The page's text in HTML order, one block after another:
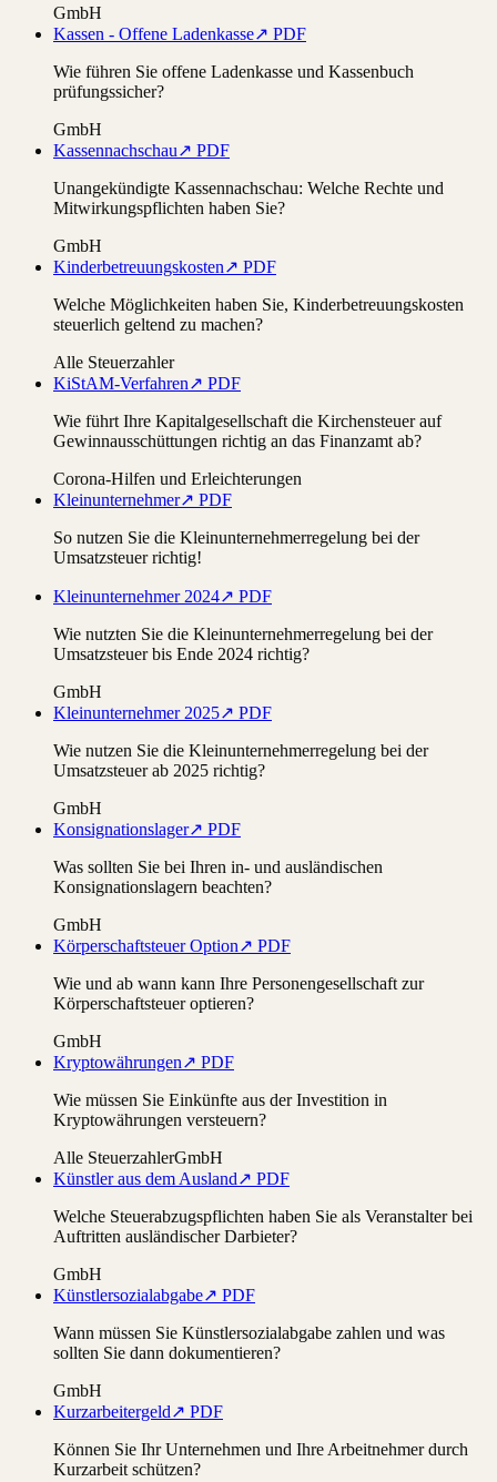
GmbH
Kassen - Offene Ladenkasse↗ PDF
Wie führen Sie offene Ladenkasse und Kassenbuch
prüfungssicher?
GmbH
Kassennachschau↗ PDF
Unangekündigte Kassennachschau: Welche Rechte und
Mitwirkungspflichten haben Sie?
GmbH
Kinderbetreuungskosten↗ PDF
Welche Möglichkeiten haben Sie, Kinderbetreuungskosten
steuerlich geltend zu machen?
Alle Steuerzahler
KiStAM-Verfahren↗ PDF
Wie führt Ihre Kapitalgesellschaft die Kirchensteuer auf
Gewinnausschüttungen richtig an das Finanzamt ab?
Corona-Hilfen und Erleichterungen
Kleinunternehmer↗ PDF
So nutzen Sie die Kleinunternehmerregelung bei der
Umsatzsteuer richtig!
Kleinunternehmer 2024↗ PDF
Wie nutzten Sie die Kleinunternehmerregelung bei der
Umsatzsteuer bis Ende 2024 richtig?
GmbH
Kleinunternehmer 2025↗ PDF
Wie nutzen Sie die Kleinunternehmerregelung bei der
Umsatzsteuer ab 2025 richtig?
GmbH
Konsignationslager↗ PDF
Was sollten Sie bei Ihren in- und ausländischen
Konsignationslagern beachten?
GmbH
Körperschaftsteuer Option↗ PDF
Wie und ab wann kann Ihre Personengesellschaft zur
Körperschaftsteuer optieren?
GmbH
Kryptowährungen↗ PDF
Wie müssen Sie Einkünfte aus der Investition in
Kryptowährungen versteuern?
Alle SteuerzahlerGmbH
Künstler aus dem Ausland↗ PDF
Welche Steuerabzugspflichten haben Sie als Veranstalter bei
Auftritten ausländischer Darbieter?
GmbH
Künstlersozialabgabe↗ PDF
Wann müssen Sie Künstlersozialabgabe zahlen und was
sollten Sie dann dokumentieren?
GmbH
Kurzarbeitergeld↗ PDF
Können Sie Ihr Unternehmen und Ihre Arbeitnehmer durch
Kurzarbeit schützen?